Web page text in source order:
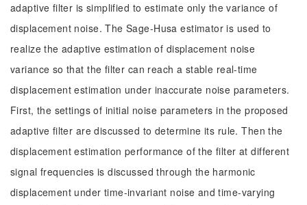
adaptive filter is simplified to estimate only the variance of
displacement noise. The Sage-Husa estimator is used to
realize the adaptive estimation of displacement noise
variance so that the filter can reach a stable real-time
displacement estimation under inaccurate noise parameters.
First, the settings of initial noise parameters in the proposed
adaptive filter are discussed to determine its rule. Then the
displacement estimation performance of the filter at different
signal frequencies is discussed through the harmonic
displacement under time-invariant noise and time-varying